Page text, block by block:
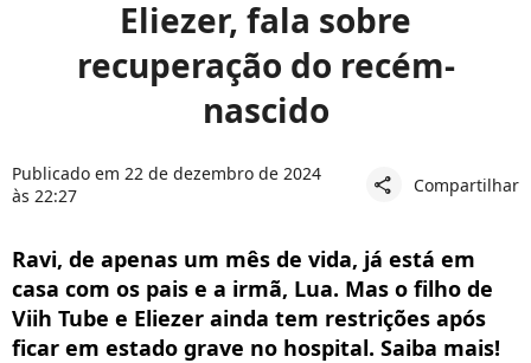
Eliezer, fala sobre
recuperação do recém-
nascido
Publicado em 22 de dezembro de 2024
às 22:27
share Compartilhar
Ravi, de apenas um mês de vida, já está em
casa com os pais e a irmã, Lua. Mas o filho de
Viih Tube e Eliezer ainda tem restrições após
ficar em estado grave no hospital. Saiba mais!